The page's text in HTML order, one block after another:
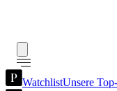
WatchlistUnsere